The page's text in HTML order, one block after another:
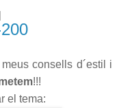
consells d´estil i
!!!
el tema: